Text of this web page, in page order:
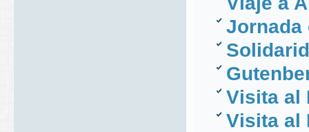
Jornada
Visita al
Visita al